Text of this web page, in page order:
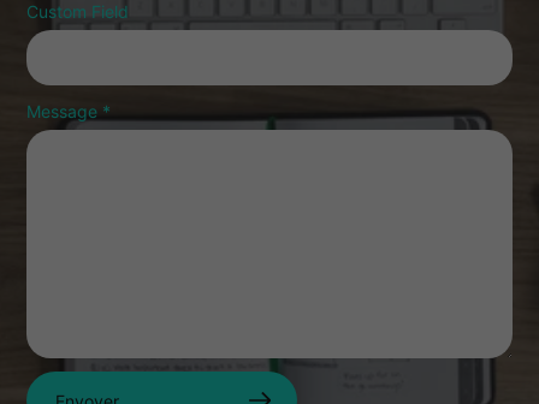
Custom Field
Message *